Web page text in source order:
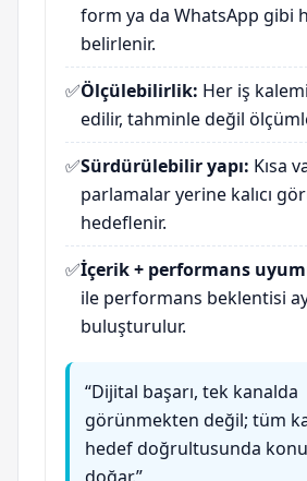
form ya da WhatsApp gibi
belirlenir.
✅Ölçülebilirlik: Her iş
edilir, tahminle değil
✅Sürdürülebilir yapı: Kısa
parlamalar yerine kalıcı
hedeflenir.
✅İçerik + performans
ile performans beklentisi
buluşturulur.
“Dijital başarı, tek kanalda
görünmekten değil; tüm
hedef doğrultusunda